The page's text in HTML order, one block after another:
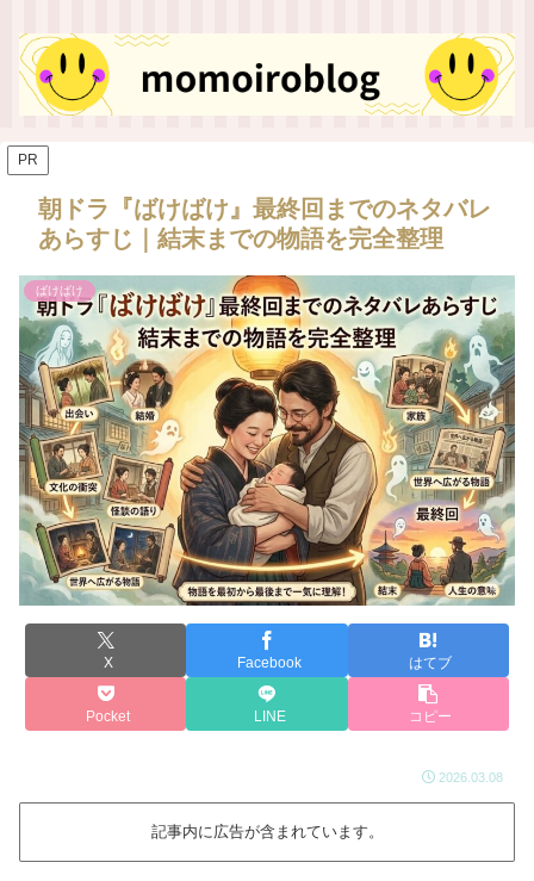
PR
朝ドラ『ばけばけ』最終回までのネタバレ
あらすじ｜結末までの物語を完全整理
ばけばけ
X Facebook はてブ
Pocket LINE コピー
2026.03.08
記事内に広告が含まれています。